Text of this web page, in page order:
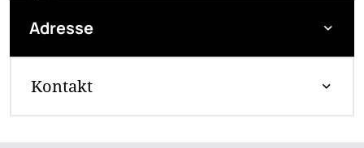
Adresse
Kontakt